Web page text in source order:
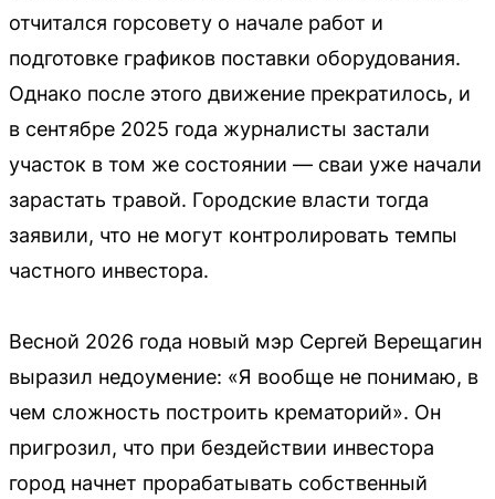
отчитался горсовету о начале работ и
подготовке графиков поставки оборудования.
Однако после этого движение прекратилось, и
в сентябре 2025 года журналисты застали
участок в том же состоянии — сваи уже начали
зарастать травой. Городские власти тогда
заявили, что не могут контролировать темпы
частного инвестора.
Весной 2026 года новый мэр Сергей Верещагин
выразил недоумение: «Я вообще не понимаю, в
чем сложность построить крематорий». Он
пригрозил, что при бездействии инвестора
город начнет прорабатывать собственный